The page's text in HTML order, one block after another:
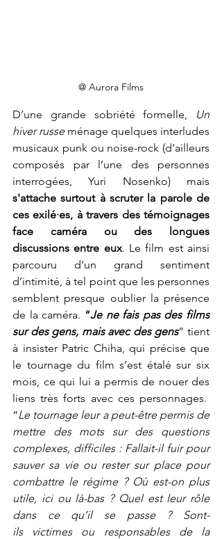
@ Aurora Films
D’une grande sobriété formelle,
Un
hiver russe ménage quelques interludes
musicaux punk ou noise-rock (d’ailleurs
composés par l’une des personnes
s'attache surtout à scruter la parole de
ces exilé·es, à travers des témoignages
face caméra ou des longues
discussions entre eux. Le film est ainsi
parcouru d’un grand sentiment
d’intimité, à tel point que les personnes
semblent presque oublier la présence
de la caméra. “Je ne fais pas des films
sur des gens, mais avec des gens” tient
à insister Patric Chiha, qui précise que
le tournage du film s’est étalé sur six
mois, ce qui lui a permis de nouer des
liens très forts avec ces personnages.
“Le tournage leur a peut-être permis de
mettre des mots sur des questions
complexes, difficiles : Fallait-il fuir pour
sauver sa vie ou rester sur place pour
combattre le régime ? Où est-on plus
utile, ici ou là-bas ? Quel est leur rôle
dans ce qu’il se passe ? Sont-
ils victimes ou responsables de la